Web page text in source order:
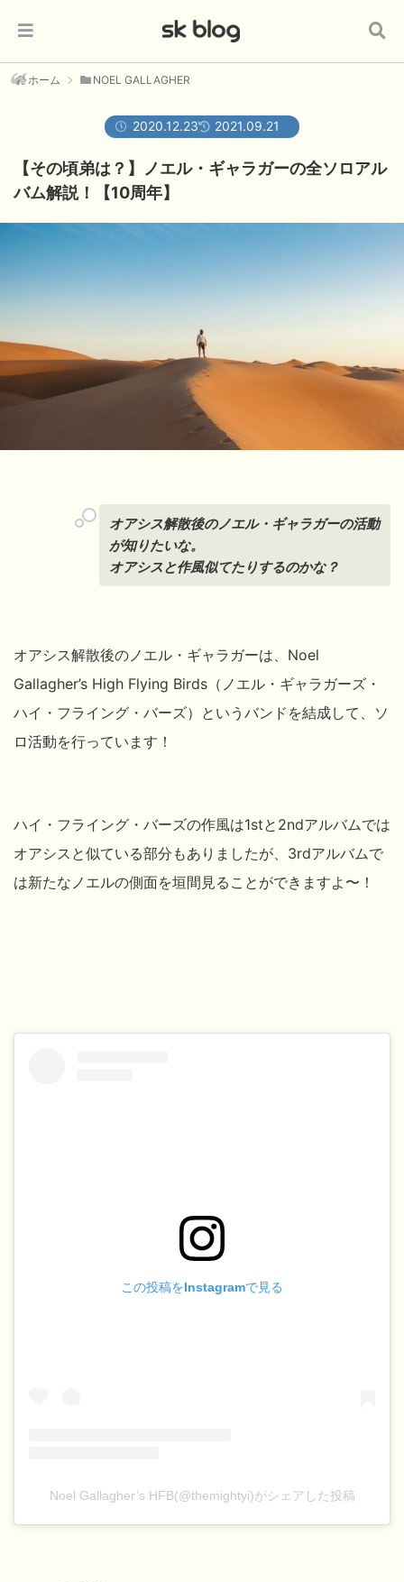
ホーム NOEL GALLAGHER
2020.12.23 2021.09.21
【その頃弟は？】ノエル・ギャラガーの全ソロアル
バム解説！【10周年】
オアシス解散後のノエル・ギャラガーの活動
が知りたいな。
オアシスと作風似てたりするのかな？
オアシス解散後のノエル・ギャラガーは、Noel
Gallagher’s High Flying Birds（ノエル・ギャラガーズ・
ハイ・フライング・バーズ）というバンドを結成して、ソ
ロ活動を行っています！
ハイ・フライング・バーズの作風は1stと2ndアルバムでは
オアシスと似ている部分もありましたが、3rdアルバムで
は新たなノエルの側面を垣間見ることができますよ〜！
この投稿をInstagramで見る
Noel Gallagher’s HFB(@themightyi)がシェアした投稿